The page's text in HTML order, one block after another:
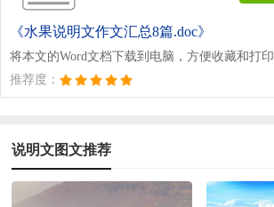
《水果说明文作文汇总8篇.doc》
将本文的Word文档下载到电脑，方便收藏和打印
推荐度：
说明文图文推荐